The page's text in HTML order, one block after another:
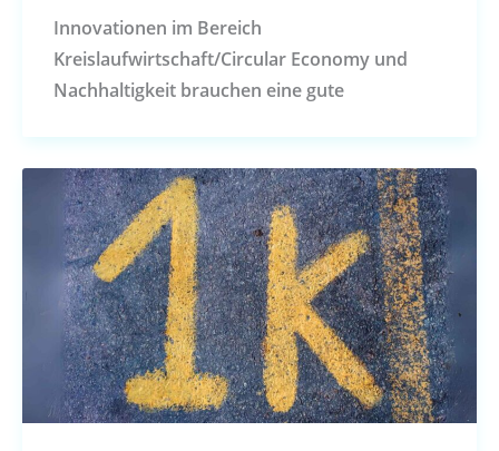
Innovationen im Bereich
Kreislaufwirtschaft/Circular Economy und
Nachhaltigkeit brauchen eine gute